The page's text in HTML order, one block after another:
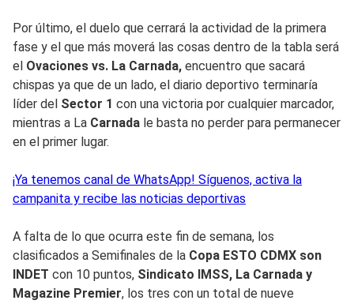
Por último, el duelo que cerrará la actividad de la primera
fase y el que más moverá las cosas dentro de la tabla será
el Ovaciones vs. La Carnada, encuentro que sacará
chispas ya que de un lado, el diario deportivo terminaría
líder del Sector 1 con una victoria por cualquier marcador,
mientras a La Carnada le basta no perder para permanecer
en el primer lugar.
¡Ya tenemos canal de WhatsApp! Síguenos, activa la
campanita y recibe las noticias deportivas
A falta de lo que ocurra este fin de semana, los
clasificados a Semifinales de la Copa ESTO CDMX son
INDET con 10 puntos, Sindicato IMSS, La Carnada y
Magazine Premier, los tres con un total de nueve